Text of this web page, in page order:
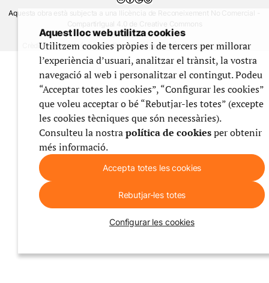
Aquesta obra està subjecta a una llicència de Reconeixement No Comercial -
CompartirIgual 4.0 de Creative Commons
© 1999-2026 festes.org
Crèdits del webAvís legalPolítica de privadesaÚs de galetesContacte
Aquest lloc web utilitza cookies
Utilitzem cookies pròpies i de tercers per millorar
l’experiència d’usuari, analitzar el trànsit, la vostra
navegació al web i personalitzar el contingut. Podeu
“Acceptar totes les cookies”, “Configurar les cookies”
que voleu acceptar o bé “Rebutjar-les totes” (excepte
les cookies tècniques que són necessàries).
Consulteu la nostrapolítica de cookiesper obtenir
més informació.
Accepta totes les cookies
Rebutjar-les totes
Configurar les cookies